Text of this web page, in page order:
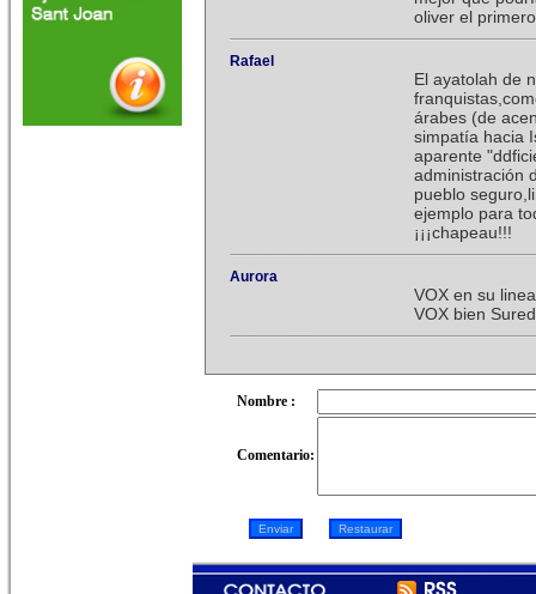
oliver el
Rafael
El ayatolah de
árabes (de
simpatía hacia
aparente
administración
pueblo
ejemplo para
¡¡¡chapeau!!!
Aurora
VOX en su
VOX bien
Nombre :
Comentario: